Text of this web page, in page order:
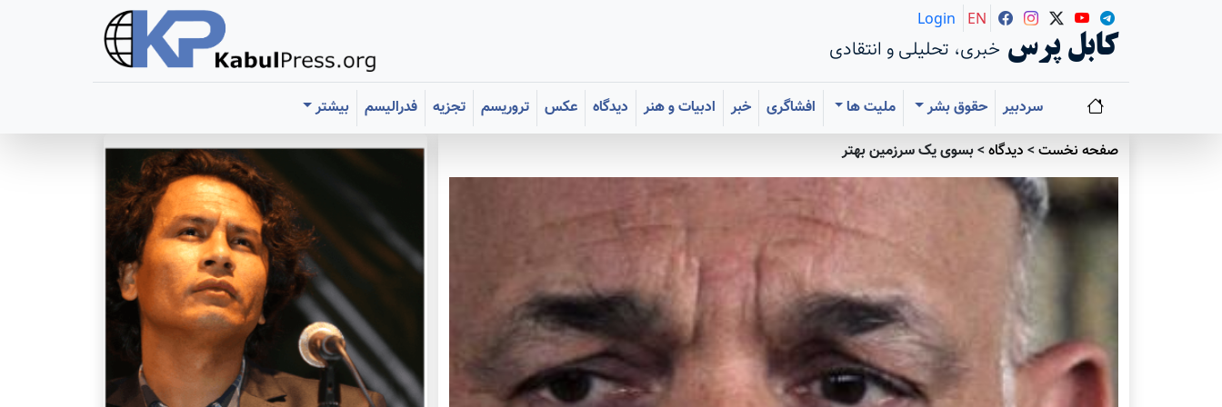
کابل پرس خبری، تحلیلی و انتقادی
Login EN
سردبیر حقوق بشر ملیت ها افشاگری خبر ادبیات و هنر دیدگاه عکس تروریسم تجزیه فدرالیسم
بیشتر
صفحه نخست> دیدگاه>بسوی یک سرزمین بهتر